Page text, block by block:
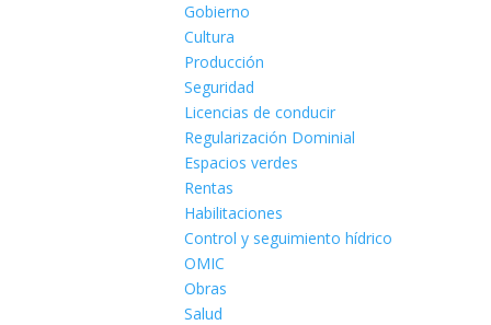
Gobierno
Cultura
Producción
Seguridad
Licencias de conducir
Regularización Dominial
Espacios verdes
Rentas
Habilitaciones
Control y seguimiento hídrico
OMIC
Obras
Salud